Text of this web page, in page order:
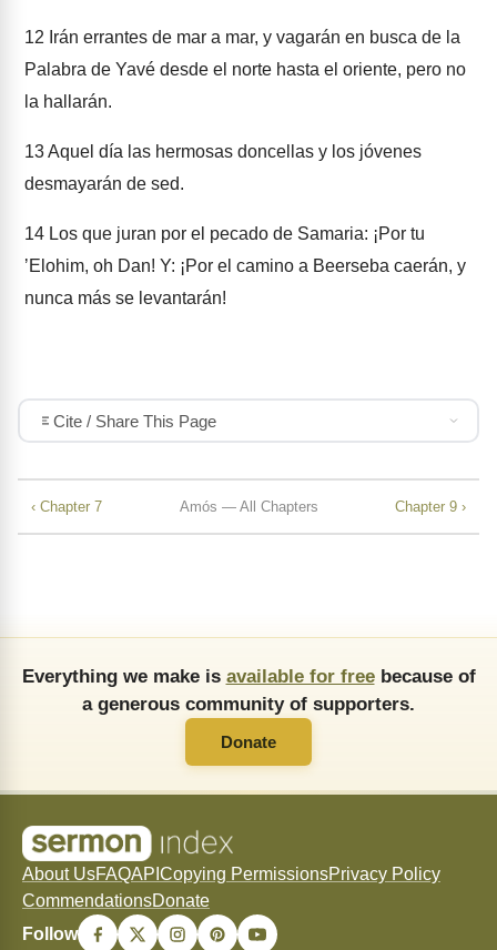
12 Irán errantes de mar a mar, y vagarán en busca de la
Palabra de Yavé desde el norte hasta el oriente, pero no
la hallarán.
13Aquel día las hermosas doncellas y los jóvenes
desmayarán de sed.
14 Los que juran por el pecado de Samaria: ¡Por tu
ʼElohim, oh Dan! Y: ¡Por el camino a Beerseba caerán, y
nunca más se levantarán!
Cite / Share This Page
‹ Chapter 7 Amós — All Chapters Chapter 9 ›
Everything we make is available for freebecause of
a generous community of supporters.
Donate
About UsFAQAPI Copying PermissionsPrivacy Policy
CommendationsDonate
Follow